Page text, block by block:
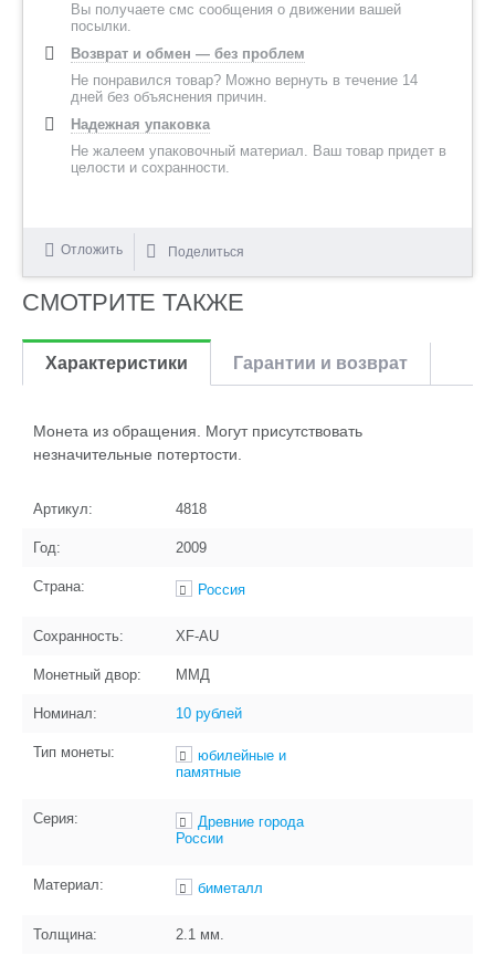
Вы получаете смс сообщения о движении вашей
посылки.
Возврат и обмен — без проблем
Не понравился товар? Можно вернуть в течение 14
дней без объяснения причин.
Надежная упаковка
Не жалеем упаковочный материал. Ваш товар придет в
целости и сохранности.
Отложить Поделиться
СМОТРИТЕ ТАКЖЕ
Характеристики Гарантии и возврат
Монета из обращения. Могут присутствовать
незначительные потертости.
Артикул: 4818
Год: 2009
Страна: Россия
Сохранность: XF-AU
Монетный двор: ММД
Номинал: 10 рублей
Тип монеты:
юбилейные и
памятные
Серия:
Древние города
России
Материал: биметалл
Толщина: 2.1 мм.